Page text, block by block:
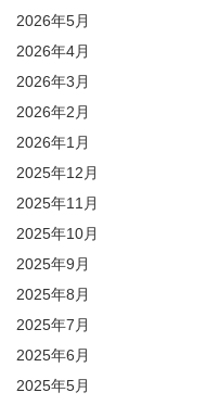
2026年5月
2026年4月
2026年3月
2026年2月
2026年1月
2025年12月
2025年11月
2025年10月
2025年9月
2025年8月
2025年7月
2025年6月
2025年5月